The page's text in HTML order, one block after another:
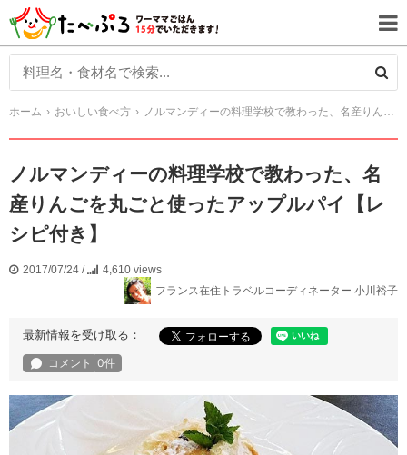
ホーム おいしい食べ方 ノルマンディーの料理学校で教わった、名産りんごを丸ごと使ったアップルパイ【レシピ付き】
ノルマンディーの料理学校で教わった、名
産りんごを丸ごと使ったアップルパイ【レ
シピ付き】
2017/07/24 /
4,610 views
フランス在住トラベルコーディネーター 小川裕子
最新情報を受け取る：